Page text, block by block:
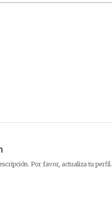
Por favor, actualiza tu perfil.